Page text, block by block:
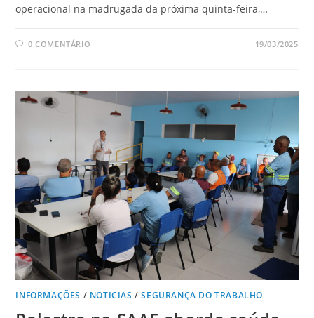
operacional na madrugada da próxima quinta-feira,…
0 COMENTÁRIO 19/03/2025
INFORMAÇÕES / NOTICIAS /SEGURANÇA DO TRABALHO